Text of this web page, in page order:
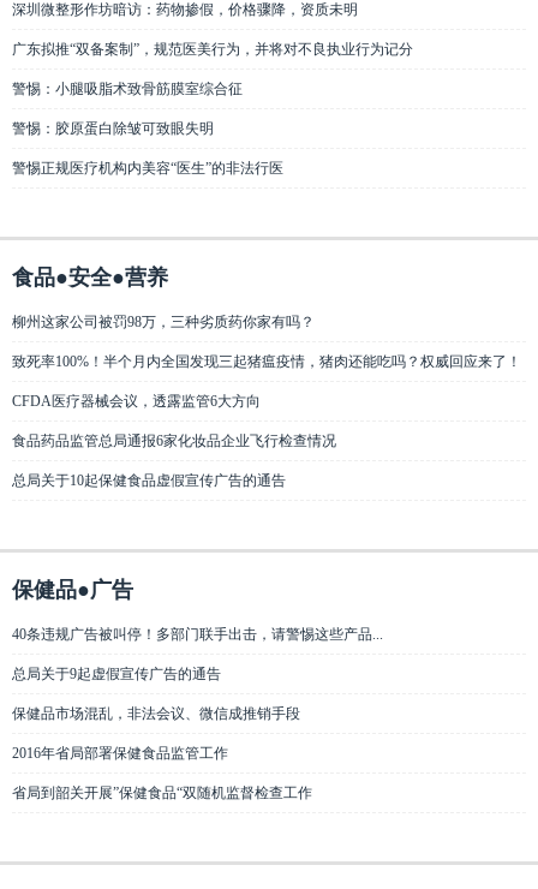
深圳微整形作坊暗访：药物掺假，价格骤降，资质未明
广东拟推“双备案制”，规范医美行为，并将对不良执业行为记分
警惕：小腿吸脂术致骨筋膜室综合征
警惕：胶原蛋白除皱可致眼失明
警惕正规医疗机构内美容“医生”的非法行医
食品●安全●营养
柳州这家公司被罚98万，三种劣质药你家有吗？
致死率100%！半个月内全国发现三起猪瘟疫情，猪肉还能吃吗？权威回应来了！
CFDA医疗器械会议，透露监管6大方向
食品药品监管总局通报6家化妆品企业飞行检查情况
总局关于10起保健食品虚假宣传广告的通告
保健品●广告
40条违规广告被叫停！多部门联手出击，请警惕这些产品...
总局关于9起虚假宣传广告的通告
保健品市场混乱，非法会议、微信成推销手段
2016年省局部署保健食品监管工作
省局到韶关开展”保健食品“双随机监督检查工作